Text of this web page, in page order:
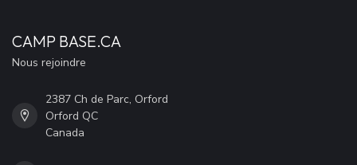
CAMP BASE.CA
Nous rejoindre
2387 Ch de Parc, Orford
Orford QC
Canada